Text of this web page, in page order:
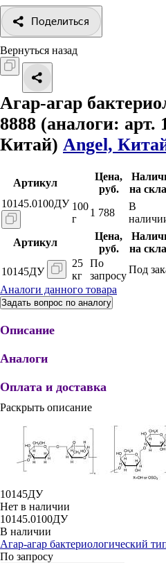
Поделиться
Вернуться назад
Агар-агар
8888 (аналоги: арт.
Китай) Angel,
Артикул
Цена,
руб.
на
10145.0100ДУ 100
г
1 788
В
Артикул
Цена,
руб.
на
10145ДУ
25
кг
По
запросу
Под
Аналоги данного товара
Задать вопрос по аналогу
Описание
Аналоги
Оплата и доставка
Раскрыть описание
10145ДУ
Нет в наличии
10145.0100ДУ
В наличии
Агар-агар бактериологический
По запросу